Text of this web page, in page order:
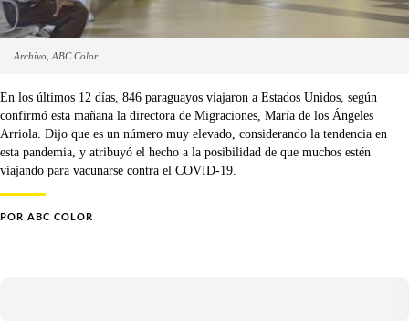
Archivo, ABC Color
En los últimos 12 días, 846 paraguayos viajaron a Estados Unidos, según
confirmó esta mañana la directora de Migraciones, María de los Ángeles
Arriola. Dijo que es un número muy elevado, considerando la tendencia en
esta pandemia, y atribuyó el hecho a la posibilidad de que muchos estén
viajando para vacunarse contra el COVID-19.
POR ABC COLOR